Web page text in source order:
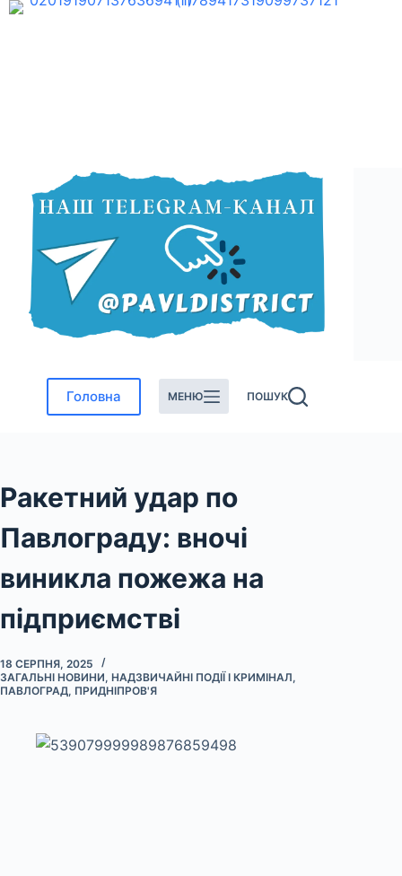
Перейти
Головна МЕНЮ ПОШУК
Ракетний удар по
Павлограду: вночі
виникла пожежа на
підприємстві
18 СЕРПНЯ, 2025
ЗАГАЛЬНІ НОВИНИ, НАДЗВИЧАЙНІ ПОДІЇ І КРИМІНАЛ,
ПАВЛОГРАД, ПРИДНІПРОВ'Я